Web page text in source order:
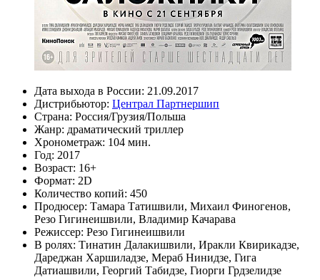
Дата выхода в России: 21.09.2017
Дистрибьютор: Централ Партнершип
Страна: Россия/Грузия/Польша
Жанр: драматический триллер
Хронометраж: 104 мин.
Год: 2017
Возраст: 16+
Формат: 2D
Количество копий: 450
Продюсер: Тамара Татишвили, Михаил Финогенов,
Резо Гигинеишвили, Владимир Качарава
Режиссер: Резо Гигинеишвили
В ролях: Тинатин Далакишвили, Иракли Квирикадзе,
Дареджан Харшиладзе, Мераб Нинидзе, Гига
Датиашвили, Георгий Табидзе, Гиорги Грдзелидзе